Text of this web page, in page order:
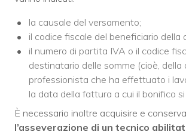
la causale del versamento;
il codice fiscale del beneficiario della
il numero di partita IVA o il codice
destinatario delle somme (cioè, della
professionista che ha effettuato i
la data della fattura a cui il bonifico si
È necessario inoltre acquisire e
l’asseverazione di un tecnico